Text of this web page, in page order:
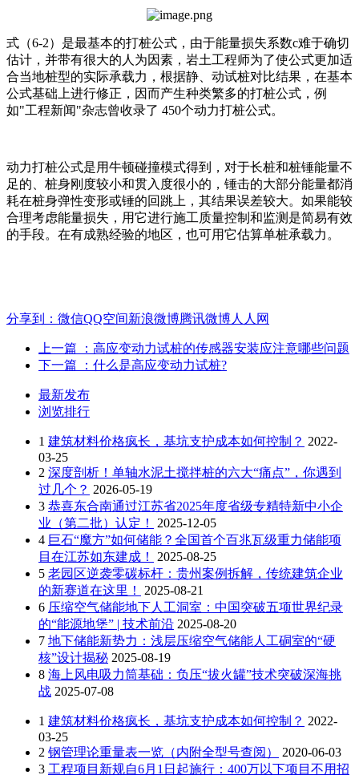
式（6-2）是最基本的打桩公式，由于能量损失系数c难于确切
估计，并带有很大的人为因素，岩土工程师为了使公式更加适
合当地桩型的实际承载力，根据静、动试桩对比结果，在基本
公式基础上进行修正，因而产生种类繁多的打桩公式，例
如"工程新闻"杂志曾收录了 450个动力打桩公式。
动力打桩公式是用牛顿碰撞模式得到，对于长桩和桩锤能量不
足的、桩身刚度较小和贯入度很小的，锤击的大部分能量都消
耗在桩身弹性变形或锤的回跳上，其结果误差较大。如果能较
合理考虑能量损失，用它进行施工质量控制和监测是简易有效
的手段。在有成熟经验的地区，也可用它估算单桩承载力。
分享到： 微信QQ空间新浪微博腾讯微博人人网
上一篇
：高应变动力试桩的传感器安装应注意哪些问题
下一篇
：什么是高应变动力试桩?
最新发布
浏览排行
1 建筑材料价格疯长，基坑支护成本如何控制？ 2022-
03-25
2 深度剖析！单轴水泥土搅拌桩的六大“痛点”，你遇到
过几个？ 2026-05-19
3 恭喜东合南通过江苏省2025年度省级专精特新中小企
业（第二批）认定！
2025-12-05
4 巨石“魔方”如何储能？全国首个百兆瓦级重力储能项
目在江苏如东建成！
2025-08-25
5 老园区逆袭零碳标杆：贵州案例拆解，传统建筑企业
的新赛道在这里！
2025-08-21
6 压缩空气储能地下人工洞室：中国突破五项世界纪录
的“能源地堡” | 技术前沿 2025-08-20
7 地下储能新势力：浅层压缩空气储能人工硐室的“硬
核”设计揭秘 2025-08-19
8 海上风电吸力筒基础：负压“拔火罐”技术突破深海挑
战 2025-07-08
1 建筑材料价格疯长，基坑支护成本如何控制？ 2022-
03-25
2 钢管理论重量表一览（内附全型号查阅）
2020-06-03
3 工程项目新规自6月1日起施行：400万以下项目不用招